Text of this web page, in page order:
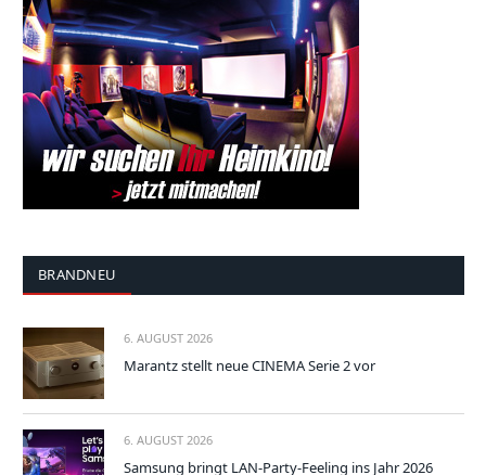
BRANDNEU
6. AUGUST 2026
Marantz stellt neue CINEMA Serie 2 vor
6. AUGUST 2026
Samsung bringt LAN-Party-Feeling ins Jahr 2026